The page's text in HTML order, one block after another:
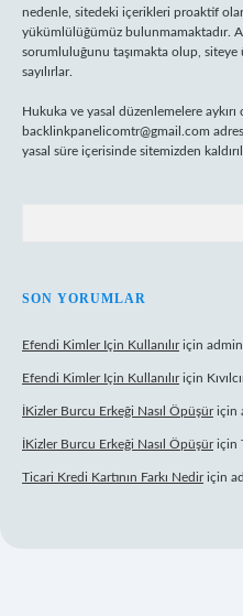
nedenle, sitedeki içerikleri proaktif
yükümlülüğümüz bulunmamaktadır.
sorumluluğunu taşımakta olup,
sayılırlar.
Hukuka ve yasal düzenlemelere
backlinkpanelicomtr@gmail.com
yasal süre içerisinde sitemizden
SON YORUMLAR
Efendi Kimler Için Kullanılıriçin admin
Efendi Kimler Için Kullanılıriçin
İKizler Burcu Erkeği Nasıl Öpüşüriçin
İKizler Burcu Erkeği Nasıl Öpüşüriçin
Ticari Kredi Kartının Farkı Nediriçin